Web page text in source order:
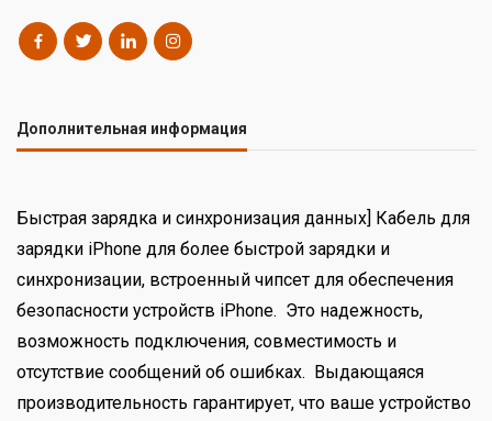
Дополнительная информация
Быстрая зарядка и синхронизация данных] Кабель для
зарядки iPhone для более быстрой зарядки и
синхронизации, встроенный чипсет для обеспечения
безопасности устройств iPhone. Это надежность,
возможность подключения, совместимость и
отсутствие сообщений об ошибках. Выдающаяся
производительность гарантирует, что ваше устройство